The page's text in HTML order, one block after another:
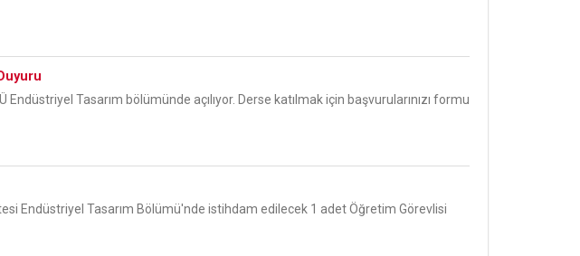
Tasarım bölümünde açılıyor. Derse katılmak için başvurularınızı formu
Endüstriyel Tasarım Bölümü'nde istihdam edilecek 1 adet Öğretim Görevlisi